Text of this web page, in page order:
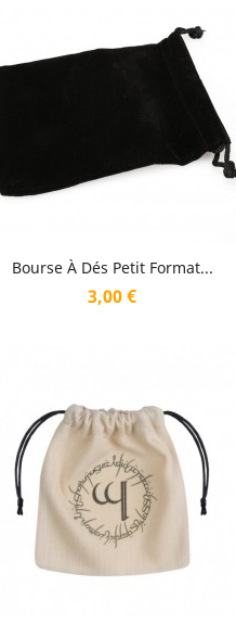
Bourse À Dés Petit Format...
Prix
3,00 €
Aperçu rapide